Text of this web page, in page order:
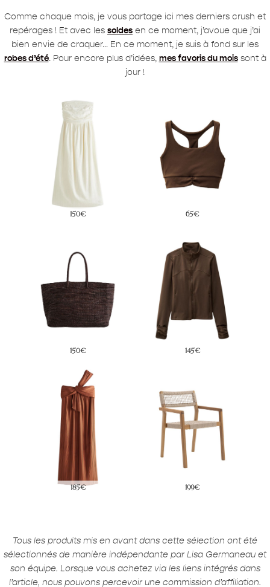
Comme chaque mois, je vous partage ici mes derniers crush et
repérages ! Et avec les soldes en ce moment, j’avoue que j’ai
bien envie de craquer… En ce moment, je suis à fond sur les
robes d’été. Pour encore plus d’idées, mes favoris du moissont à
jour !
150€
150€
185€
65€
145€
199€
Tous les produits mis en avant dans cette sélection ont été
sélectionnés de manière indépendante par Lisa Germaneau et
son équipe. Lorsque vous achetez via les liens intégrés dans
l’article, nous pouvons percevoir une commission d’affiliation.